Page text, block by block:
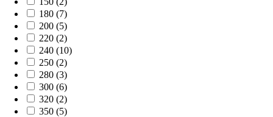
180 (7)
200 (5)
220 (2)
240 (10)
250 (2)
280 (3)
300 (6)
320 (2)
350 (5)